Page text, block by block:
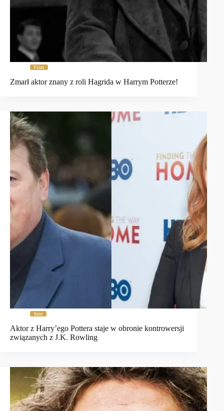
Film
Zmarł aktor znany z roli Hagrida w Harrym Potterze!
Inne
Aktor z Harry’ego Pottera staje w obronie kontrowersji
związanych z J.K. Rowling